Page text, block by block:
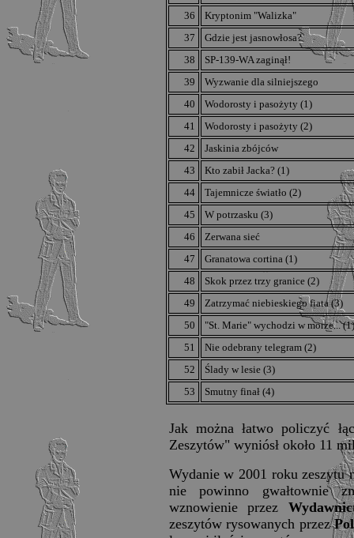
36
Kryptonim "Walizka"
37
Gdzie jest jasnowłosa?
38
SP-139-WA zaginął!
39
Wyzwanie dla silniejszego
40
Wodorosty i pasożyty (1)
41
Wodorosty i pasożyty (2)
42
Jaskinia zbójców
43
Kto zabił Jacka? (1)
44
Tajemnicze światło (2)
45
W potrzasku (3)
46
Zerwana sieć
47
Granatowa cortina (1)
48
Skok przez trzy granice (2)
49
Zatrzymać niebieskiego fiata (3)
50
"St. Marie" wychodzi w morze... (1)
51
Nie odebrany telegram (2)
52
Ślady w lesie (3)
53
Smutny finał (4)
Jak można łatwo policzyć
Zeszytów" wyniósł około 11
Wydanie w 2001 roku zeszytu
nie powinno gwałtownie
wznowienie przez
zeszytów rysowanych przez